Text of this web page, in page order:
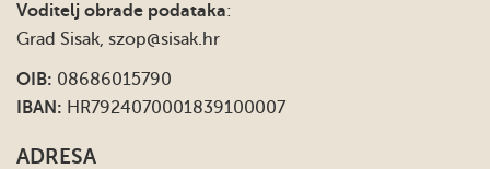
Voditelj obrade podataka:
Grad Sisak, szop@sisak.hr
OIB: 08686015790
IBAN: HR7924070001839100007
ADRESA